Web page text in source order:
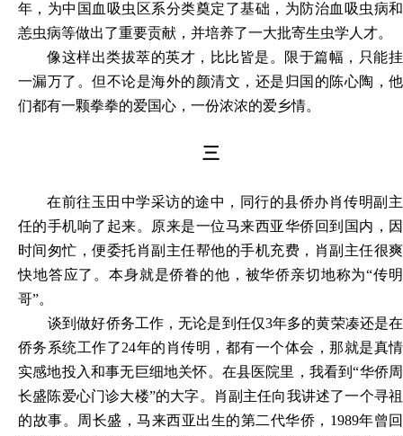
年，为中国血吸虫区系分类奠定了基础，为防治血吸虫病和
恙虫病等做出了重要贡献，并培养了一大批寄生虫学人才。
像这样出类拔萃的英才，比比皆是。限于篇幅，只能挂
一漏万了。但不论是海外的颜清文，还是归国的陈心陶，他
们都有一颗拳拳的爱国心，一份浓浓的爱乡情。
三
在前往玉田中学采访的途中，同行的县侨办肖传明副主
任的手机响了起来。原来是一位马来西亚华侨回到国内，因
时间匆忙，便委托肖副主任帮他的手机充费，肖副主任很爽
快地答应了。本身就是侨眷的他，被华侨亲切地称为“传明
哥”。
谈到做好侨务工作，无论是到任仅3年多的黄荣凑还是在
侨务系统工作了24年的肖传明，都有一个体会，那就是真情
实感地投入和事无巨细地关怀。在县医院里，我看到“华侨周
长盛陈爱心门诊大楼”的大字。肖副主任向我讲述了一个寻祖
的故事。周长盛，马来西亚出生的第二代华侨，1989年曾回